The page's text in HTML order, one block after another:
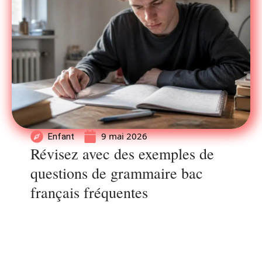
Enfant 9 mai 2026
Révisez avec des exemples de
questions de grammaire bac
français fréquentes